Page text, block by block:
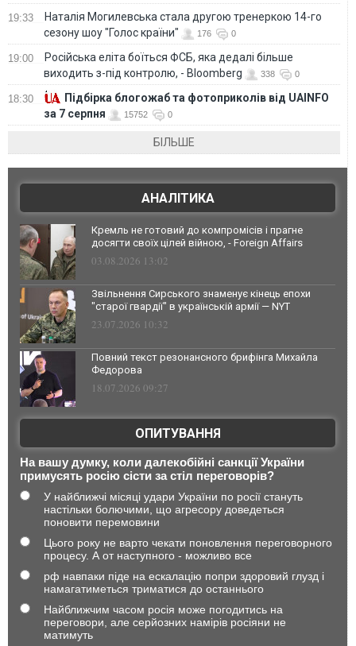
19:33
Наталія Могилевська стала другою тренеркою 14-го
сезону шоу "Голос країни"
176 0
19:00
Російська еліта боїться ФСБ, яка дедалі більше
виходить з-під контролю, - Bloomberg
338 0
18:30
Підбірка блогожаб та фотоприколів від UAINFO
за 7 серпня
15752 0
БІЛЬШЕ
АНАЛІТИКА
Кремль не готовий до компромісів і прагне
досягти своїх цілей війною, - Foreign Affairs
03.08.2026 13:02
Звільнення Сирського знаменує кінець епохи
"старої гвардії" в українській армії — NYT
23.07.2026 10:32
Повний текст резонансного брифінга Михайла
Федорова
18.07.2026 09:27
ОПИТУВАННЯ
На вашу думку, коли далекобійні санкції України
примусять росію сісти за стіл переговорів?
У найближчі місяці удари України по росії стануть
настільки болючими, що агресору доведеться
поновити перемовини
Цього року не варто чекати поновлення переговорного
процесу. А от наступного - можливо все
рф навпаки піде на ескалацію попри здоровий глузд і
намагатиметься триматися до останнього
Найближчим часом росія може погодитись на
переговори, але серйозних намірів росіяни не
матимуть